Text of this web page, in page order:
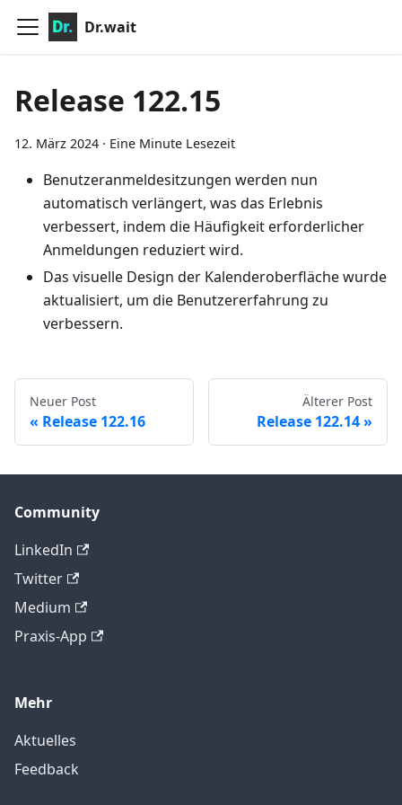
Dr.wait
Release 122.15
12. März 2024 · Eine Minute Lesezeit
Benutzeranmeldesitzungen werden nun
automatisch verlängert, was das Erlebnis
verbessert, indem die Häufigkeit erforderlicher
Anmeldungen reduziert wird.
Das visuelle Design der Kalenderoberfläche wurde
aktualisiert, um die Benutzererfahrung zu
verbessern.
Neuer Post
Release 122.16
Älterer Post
Release 122.14
Community
LinkedIn
Twitter
Medium
Praxis-App
Mehr
Aktuelles
Feedback